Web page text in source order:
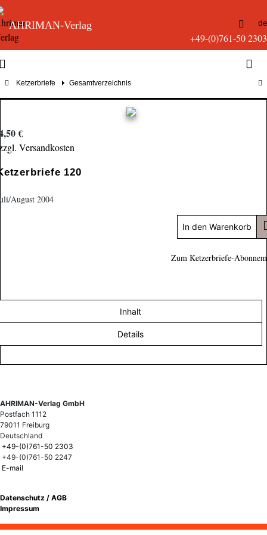
AHRIMAN-Verlag de
+49-(0)761-50 2303
Ketzerbriefe Gesamtverzeichnis
€
Versandkosten
120
August 2004
In den Warenkorb
Zum Ketzerbriefe-
Inhalt
Details
AHRIMAN-Verlag GmbH
Postfach 1112
79011 Freiburg
Deutschland
+49-(0)761-50 2303
+49-(0)761-50 2247
E-mail
Datenschutz / AGB
Impressum